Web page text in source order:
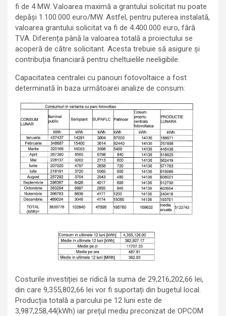
fi de 4 MW. Valoarea maximă a grantului solicitat nu poate
depăși 1.100.000 euro/MW. Astfel, pentru puterea instalată,
valoarea grantului solicitat va fi de 4.400.000 euro, fără
TVA. Diferența până la valoarea totală a proiectului se
acoperă de către solicitant. Acesta trebuie să asigure și
contribuția financiară pentru cheltuielile neeligibile.
Capacitatea centralei cu panouri fotovoltaice a fost
determinată în baza următoarei analize de consum:
Costurile investiției se ridică la suma de 29,216,202,66 lei,
din care 9,355,802,66 lei vor fi suportați din bugetul local.
Producția totală a parcului pe 12 luni este de
3,987,258,44(kWh) iar prețul mediu preconizat de OPCOM